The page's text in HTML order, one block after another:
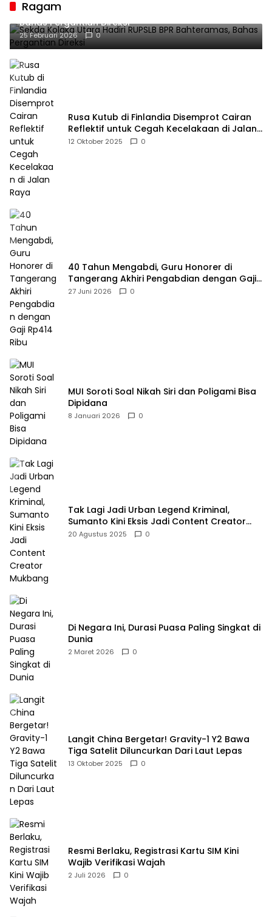
Ragam
Sekda Kolaka Utara Hadiri RUPSLB BPR Bahteramas,
Bahas Pergantian Direksi
25 Februari 2026 0
Rusa Kutub di Finlandia Disemprot Cairan
Reflektif untuk Cegah Kecelakaan di Jalan
Raya
12 Oktober 2025 0
40 Tahun Mengabdi, Guru Honorer di
Tangerang Akhiri Pengabdian dengan Gaji
Rp414 Ribu
27 Juni 2026 0
MUI Soroti Soal Nikah Siri dan Poligami Bisa
Dipidana
8 Januari 2026 0
Tak Lagi Jadi Urban Legend Kriminal,
Sumanto Kini Eksis Jadi Content Creator
Mukbang
20 Agustus 2025 0
Di Negara Ini, Durasi Puasa Paling Singkat di
Dunia
2 Maret 2026 0
Langit China Bergetar! Gravity-1 Y2 Bawa
Tiga Satelit Diluncurkan Dari Laut Lepas
13 Oktober 2025 0
Resmi Berlaku, Registrasi Kartu SIM Kini
Wajib Verifikasi Wajah
2 Juli 2026 0